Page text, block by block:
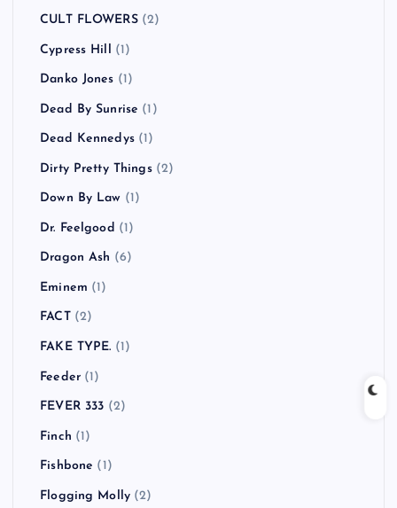
CULT FLOWERS(2)
Cypress Hill (1)
Danko Jones (1)
Dead By Sunrise (1)
Dead Kennedys(1)
Dirty Pretty Things(2)
Down By Law (1)
Dr. Feelgood (1)
Dragon Ash (6)
Eminem (1)
FACT(2)
FAKE TYPE. (1)
Feeder(1)
FEVER 333 (2)
Finch (1)
Fishbone (1)
Flogging Molly (2)